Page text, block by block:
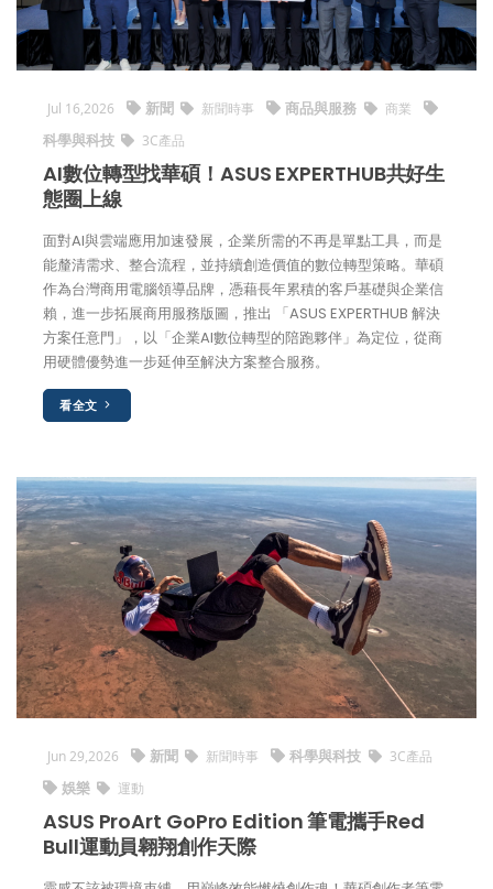
Jul 16,2026 新聞 新聞時事 商品與服務 商業
科學與科技 3C產品
AI數位轉型找華碩！ASUS EXPERTHUB共好生
態圈上線
面對AI與雲端應用加速發展，企業所需的不再是單點工具，而是
能釐清需求、整合流程，並持續創造價值的數位轉型策略。華碩
作為台灣商用電腦領導品牌，憑藉長年累積的客戶基礎與企業信
賴，進一步拓展商用服務版圖，推出 「ASUS EXPERTHUB 解決
方案任意門」，以「企業AI數位轉型的陪跑夥伴」為定位，從商
用硬體優勢進一步延伸至解決方案整合服務。
看全文
Jun 29,2026 新聞 新聞時事 科學與科技 3C產品
娛樂 運動
ASUS ProArt GoPro Edition 筆電攜手Red
Bull運動員翱翔創作天際